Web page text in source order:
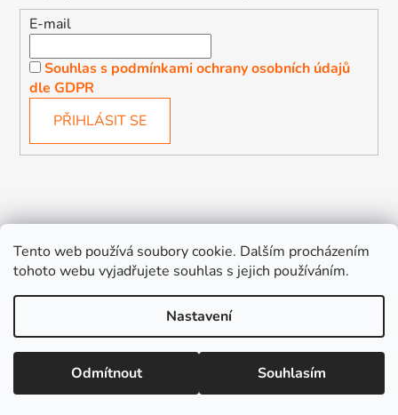
Tento web používá soubory cookie. Dalším procházením
tohoto webu vyjadřujete souhlas s jejich používáním.
Nastavení
Odmítnout Souhlasím
E-mail
Souhlas s podmínkami ochrany osobních údajů
dle GDPR
PŘIHLÁSIT SE
Vytvořil Shoptet
Copyright 2026Děťátko
. Všechna práva vyhrazena.
Upravit nastavení cookies